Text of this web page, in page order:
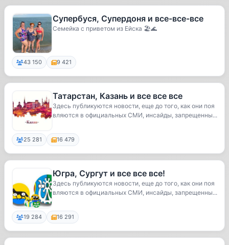
Супербуся, Супердоня и все-все-все
Семейка с приветом из Ейска 🏖️🌊
43 150 9 421
Татарстан, Казань и все все все
Здесь публикуются новости, еще до того, как они поя
вляются в официальных СМИ, инсайды, запрещенны...
25 281 16 479
Югра, Сургут и все все все!
Здесь публикуются новости, еще до того, как они поя
вляются в официальных СМИ, инсайды, запрещенны...
19 284 16 291